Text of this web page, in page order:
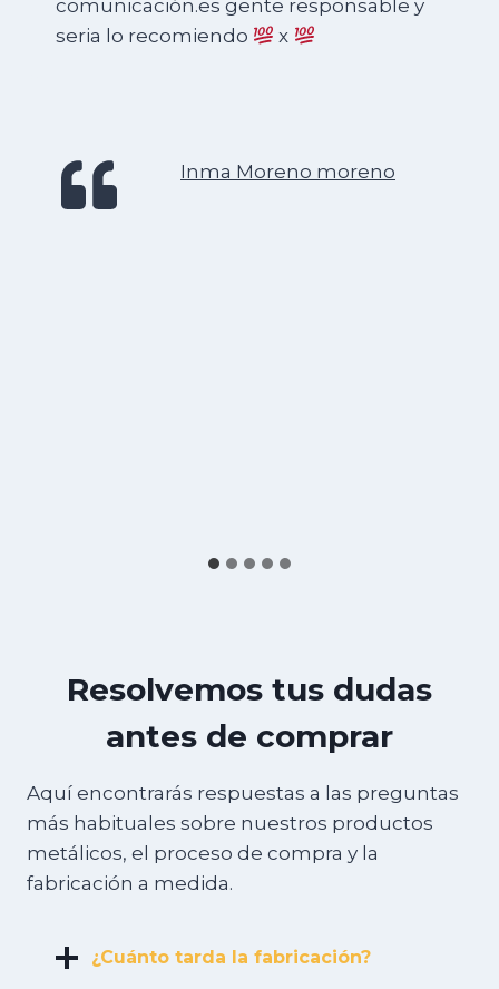
comunicación.es gente responsable y
seria lo recomiendo
x
Inma Moreno moreno
Resolvemos tus dudas
antes de comprar
Aquí encontrarás respuestas a las preguntas
más habituales sobre nuestros productos
metálicos, el proceso de compra y la
fabricación a medida.
¿Cuánto tarda la fabricación?